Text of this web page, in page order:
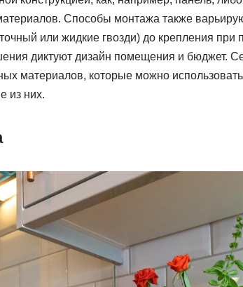
Способы монтажа также
или жидкие гвозди) до крепления
диктуют дизайн помещения и бюджет.
материалов, которые можно
из них.